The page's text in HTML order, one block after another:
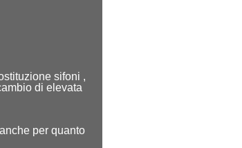
sifoni ,
di elevata
per quanto